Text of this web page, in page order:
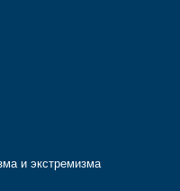
и экстремизма